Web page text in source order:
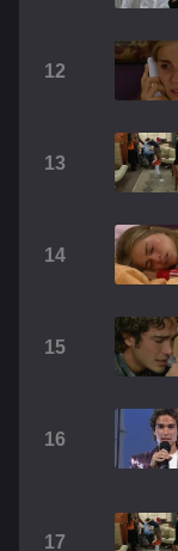
12
13
14
15
16
17